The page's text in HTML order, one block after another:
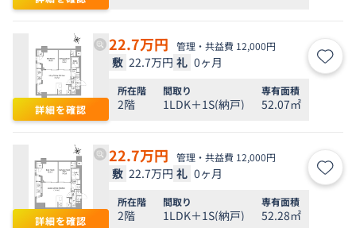
詳細を確認
22.7万円 管理・共益費 12,000円
敷 22.7万円 礼 0ヶ月 お気
所在階
2階
間取り
1LDK＋1S(納戸)
専有面積
52.07㎡
詳細を確認
22.7万円 管理・共益費 12,000円
敷 22.7万円 礼 0ヶ月 お気
所在階
2階
間取り
1LDK＋1S(納戸)
専有面積
52.28㎡